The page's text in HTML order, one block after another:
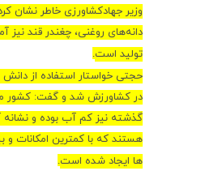
وزیر جهادکشاورزی خاطر نشان
دانه‌های روغنی، چغندر قند نیز
تولید است.
حجتی خواستار استفاده از دانش
در کشاورزش شد و گفت: کشور
گذشته نیز کم آب بوده و نشانه
هستند که با کمترین امکانات و
ها ایجاد شده است.